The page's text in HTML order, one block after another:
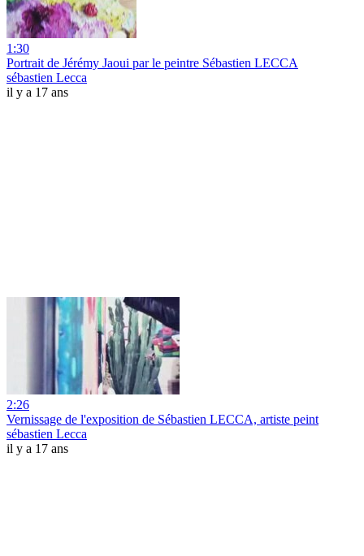
1:30
Portrait de Jérémy Jaoui par le peintre Sébastien LECCA
sébastien Lecca
il y a 17 ans
2:26
Vernissage de l'exposition de Sébastien LECCA, artiste peint
sébastien Lecca
il y a 17 ans